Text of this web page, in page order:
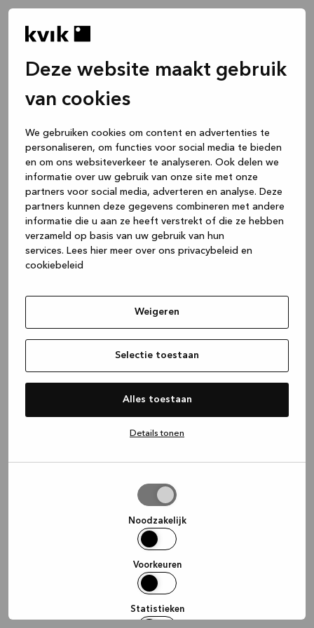
Deze website maakt gebruik
van cookies
We gebruiken cookies om content en advertenties te
personaliseren, om functies voor social media te bieden
en om ons websiteverkeer te analyseren. Ook delen we
informatie over uw gebruik van onze site met onze
partners voor social media, adverteren en analyse. Deze
partners kunnen deze gegevens combineren met andere
informatie die u aan ze heeft verstrekt of die ze hebben
verzameld op basis van uw gebruik van hun
services. Lees hier meer over ons privacybeleid en
cookiebeleid
Weigeren
Selectie toestaan
Alles toestaan
Details tonen
Noodzakelijk
Voorkeuren
Statistieken
(see the browser console for more
information).